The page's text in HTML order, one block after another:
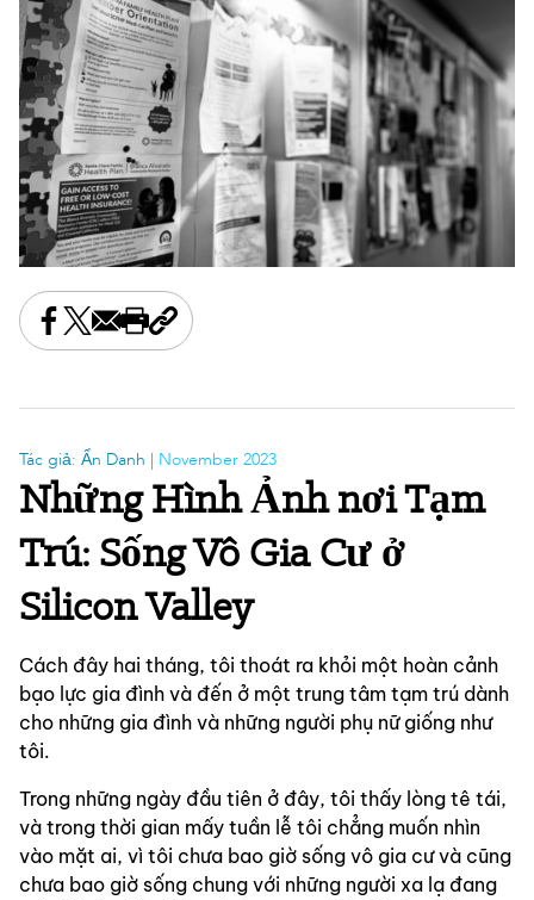
Share this on Facebook
Share this on X
Share this by email
Print this page
Copy the page address
Tác giả: Ẩn Danh | November 2023
Những Hình Ảnh nơi Tạm
Trú: Sống Vô Gia Cư ở
Silicon Valley
Cách đây hai tháng, tôi thoát ra khỏi một hoàn cảnh
bạo lực gia đình và đến ở một trung tâm tạm trú dành
cho những gia đình và những người phụ nữ giống như
tôi.
Trong những ngày đầu tiên ở đây, tôi thấy lòng tê tái,
và trong thời gian mấy tuần lễ tôi chẳng muốn nhìn
vào mặt ai, vì tôi chưa bao giờ sống vô gia cư và cũng
chưa bao giờ sống chung với những người xa lạ đang